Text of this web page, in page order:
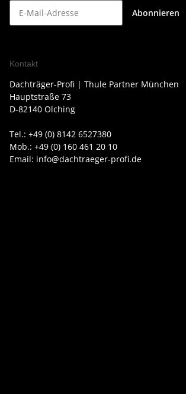
Abonnieren
Kontakt
Dachträger-Profi | Thule Partner München
Hauptstraße 73
D-82140 Olching
Tel.: +49 (0) 8142 6527380
Mob.: +49 (0) 160 461 20 10
Email: info@dachtraeger-profi.de